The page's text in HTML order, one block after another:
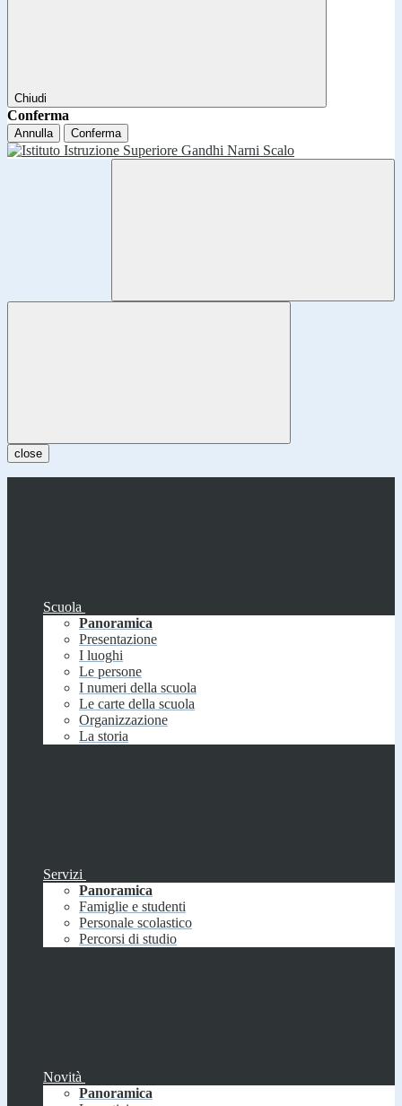
Chiudi
Conferma
Annulla Conferma
close
Scuola
Panoramica
Presentazione
I luoghi
Le persone
I numeri della scuola
Le carte della scuola
Organizzazione
La storia
Servizi
Panoramica
Famiglie e studenti
Personale scolastico
Percorsi di studio
Novità
Panoramica